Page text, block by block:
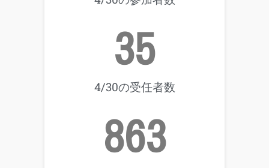
4/30の受任者数
35
863